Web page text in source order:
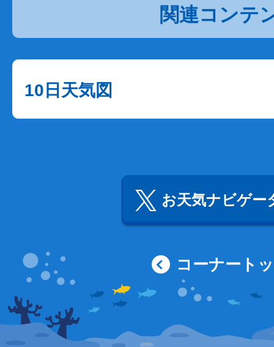
関連コンテ
10日天気図
お天気ナビゲー
コーナート